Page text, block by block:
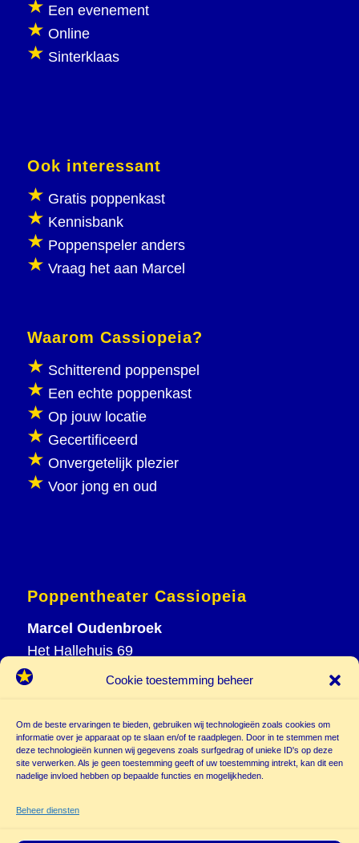
Cookie toestemming beheer
Om de beste ervaringen te bieden, gebruiken wij technologieën zoals cookies om
informatie over je apparaat op te slaan en/of te raadplegen. Door in te stemmen met
deze technologieën kunnen wij gegevens zoals surfgedrag of unieke ID's op deze
site verwerken. Als je geen toestemming geeft of uw toestemming intrekt, kan dit een
nadelige invloed hebben op bepaalde functies en mogelijkheden.
Beheer diensten
Een evenement
Online
Sinterklaas
Ook interessant
Gratis poppenkast
Kennisbank
Poppenspeler anders
Vraag het aan Marcel
Waarom Cassiopeia?
Schitterend poppenspel
Een echte poppenkast
Op jouw locatie
Gecertificeerd
Onvergetelijk plezier
Voor jong en oud
Poppentheater Cassiopeia
Marcel Oudenbroek
Het Hallehuis 69
3823 VH Amersfoort
M 06 20 26 94 61
info@
poppentheatercassiopeia.nl